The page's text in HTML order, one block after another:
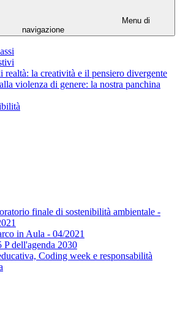
Menu di
navigazione
realtà: la creatività e il pensiero divergente
violenza di genere: la nostra panchina
finale di sostenibilità ambientale -
in Aula - 04/2021
P dell'agenda 2030
Coding week e responsabilità